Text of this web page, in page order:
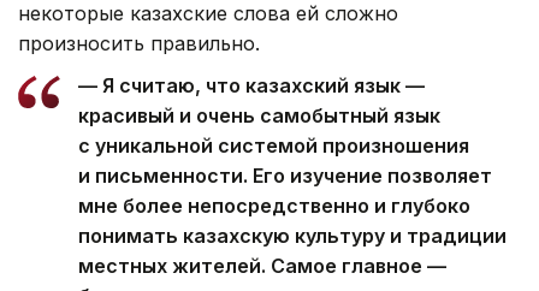
некоторые казахские слова ей сложно
произносить правильно.
— Я считаю, что казахский язык —
красивый и очень самобытный язык
с уникальной системой произношения
и письменности. Его изучение позволяет
мне более непосредственно и глубоко
понимать казахскую культуру и традиции
местных жителей. Самое главное —